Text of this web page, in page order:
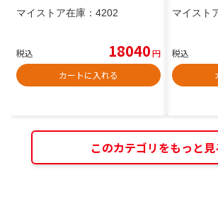
マイストア在庫： 4202
税込 18040円
カートに入れる
マイスト
税込
このカテゴリをもっと見